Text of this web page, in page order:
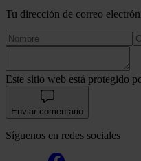
Tu dirección de correo
Este sitio web está protegido
Enviar comentario
Síguenos en redes sociales